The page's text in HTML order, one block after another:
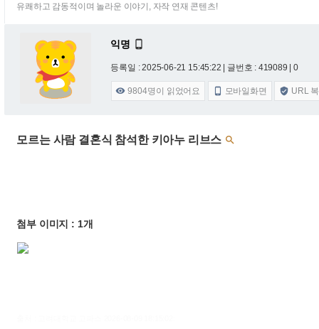
유쾌하고 감동적이며 놀라운 이야기, 자작 연재 콘텐츠!
익명 
등록일 : 2025-06-21 15:45:22 | 글번호 : 419089 | 0
 9804명이 읽었어요  모바일화면  URL
모르는 사람 결혼식 참석한 키아누 리브스 
첨부 이미지 : 1개